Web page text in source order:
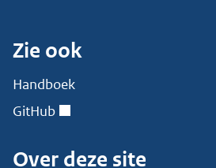
Zie ook
Handboek
GitHub
Over deze site